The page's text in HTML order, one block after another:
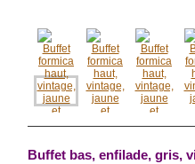
Buffet bas, enfilade, gris,